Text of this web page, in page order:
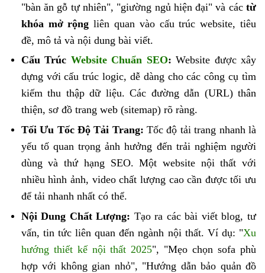
"bàn ăn gỗ tự nhiên", "giường ngủ hiện đại" và các từ
khóa mở rộng liên quan vào cấu trúc website, tiêu
đề, mô tả và nội dung bài viết.
Cấu Trúc Website Chuẩn SEO: Website được xây
dựng với cấu trúc logic, dễ dàng cho các công cụ tìm
kiếm thu thập dữ liệu. Các đường dẫn (URL) thân
thiện, sơ đồ trang web (sitemap) rõ ràng.
Tối Ưu Tốc Độ Tải Trang: Tốc độ tải trang nhanh là
yếu tố quan trọng ảnh hưởng đến trải nghiệm người
dùng và thứ hạng SEO. Một website nội thất với
nhiều hình ảnh, video chất lượng cao cần được tối ưu
để tải nhanh nhất có thể.
Nội Dung Chất Lượng: Tạo ra các bài viết blog, tư
vấn, tin tức liên quan đến ngành nội thất. Ví dụ: "Xu
hướng thiết kế nội thất 2025", "Mẹo chọn sofa phù
hợp với không gian nhỏ", "Hướng dẫn bảo quản đồ